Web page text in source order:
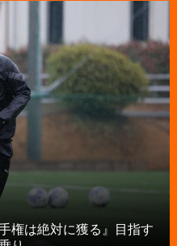
権は絶対に獲る』目指す